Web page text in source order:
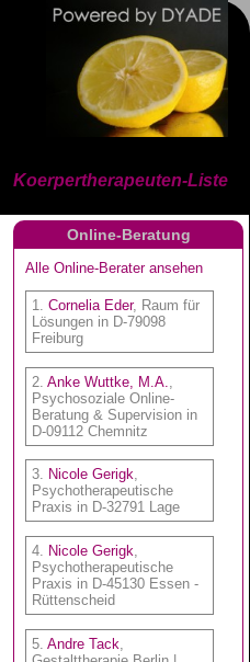
Koerpertherapeuten-Liste
Online-Beratung